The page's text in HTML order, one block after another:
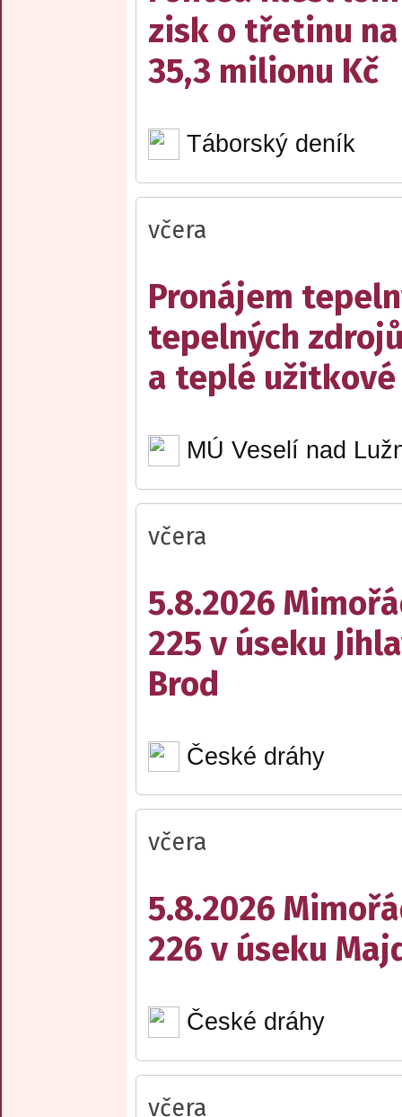
zisk o třetinu na
35,3 milionu Kč
Táborský deník
včera
Pronájem
tepelných
a teplé užitkové
MÚ Veselí nad
včera
5.8.2026
225 v úseku
Brod
České dráhy
včera
5.8.2026
226 v úseku
České dráhy
včera